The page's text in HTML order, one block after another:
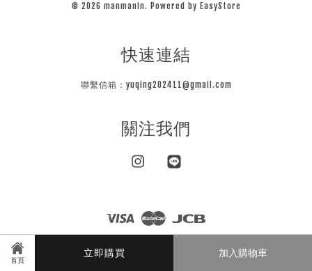
首頁
立即購買 加入購物車
© 2026 manmanin. Powered by EasyStore
快速連結
聯繫信箱：yuqing202411@gmail.com
關注我們
Instagram
Visa Master